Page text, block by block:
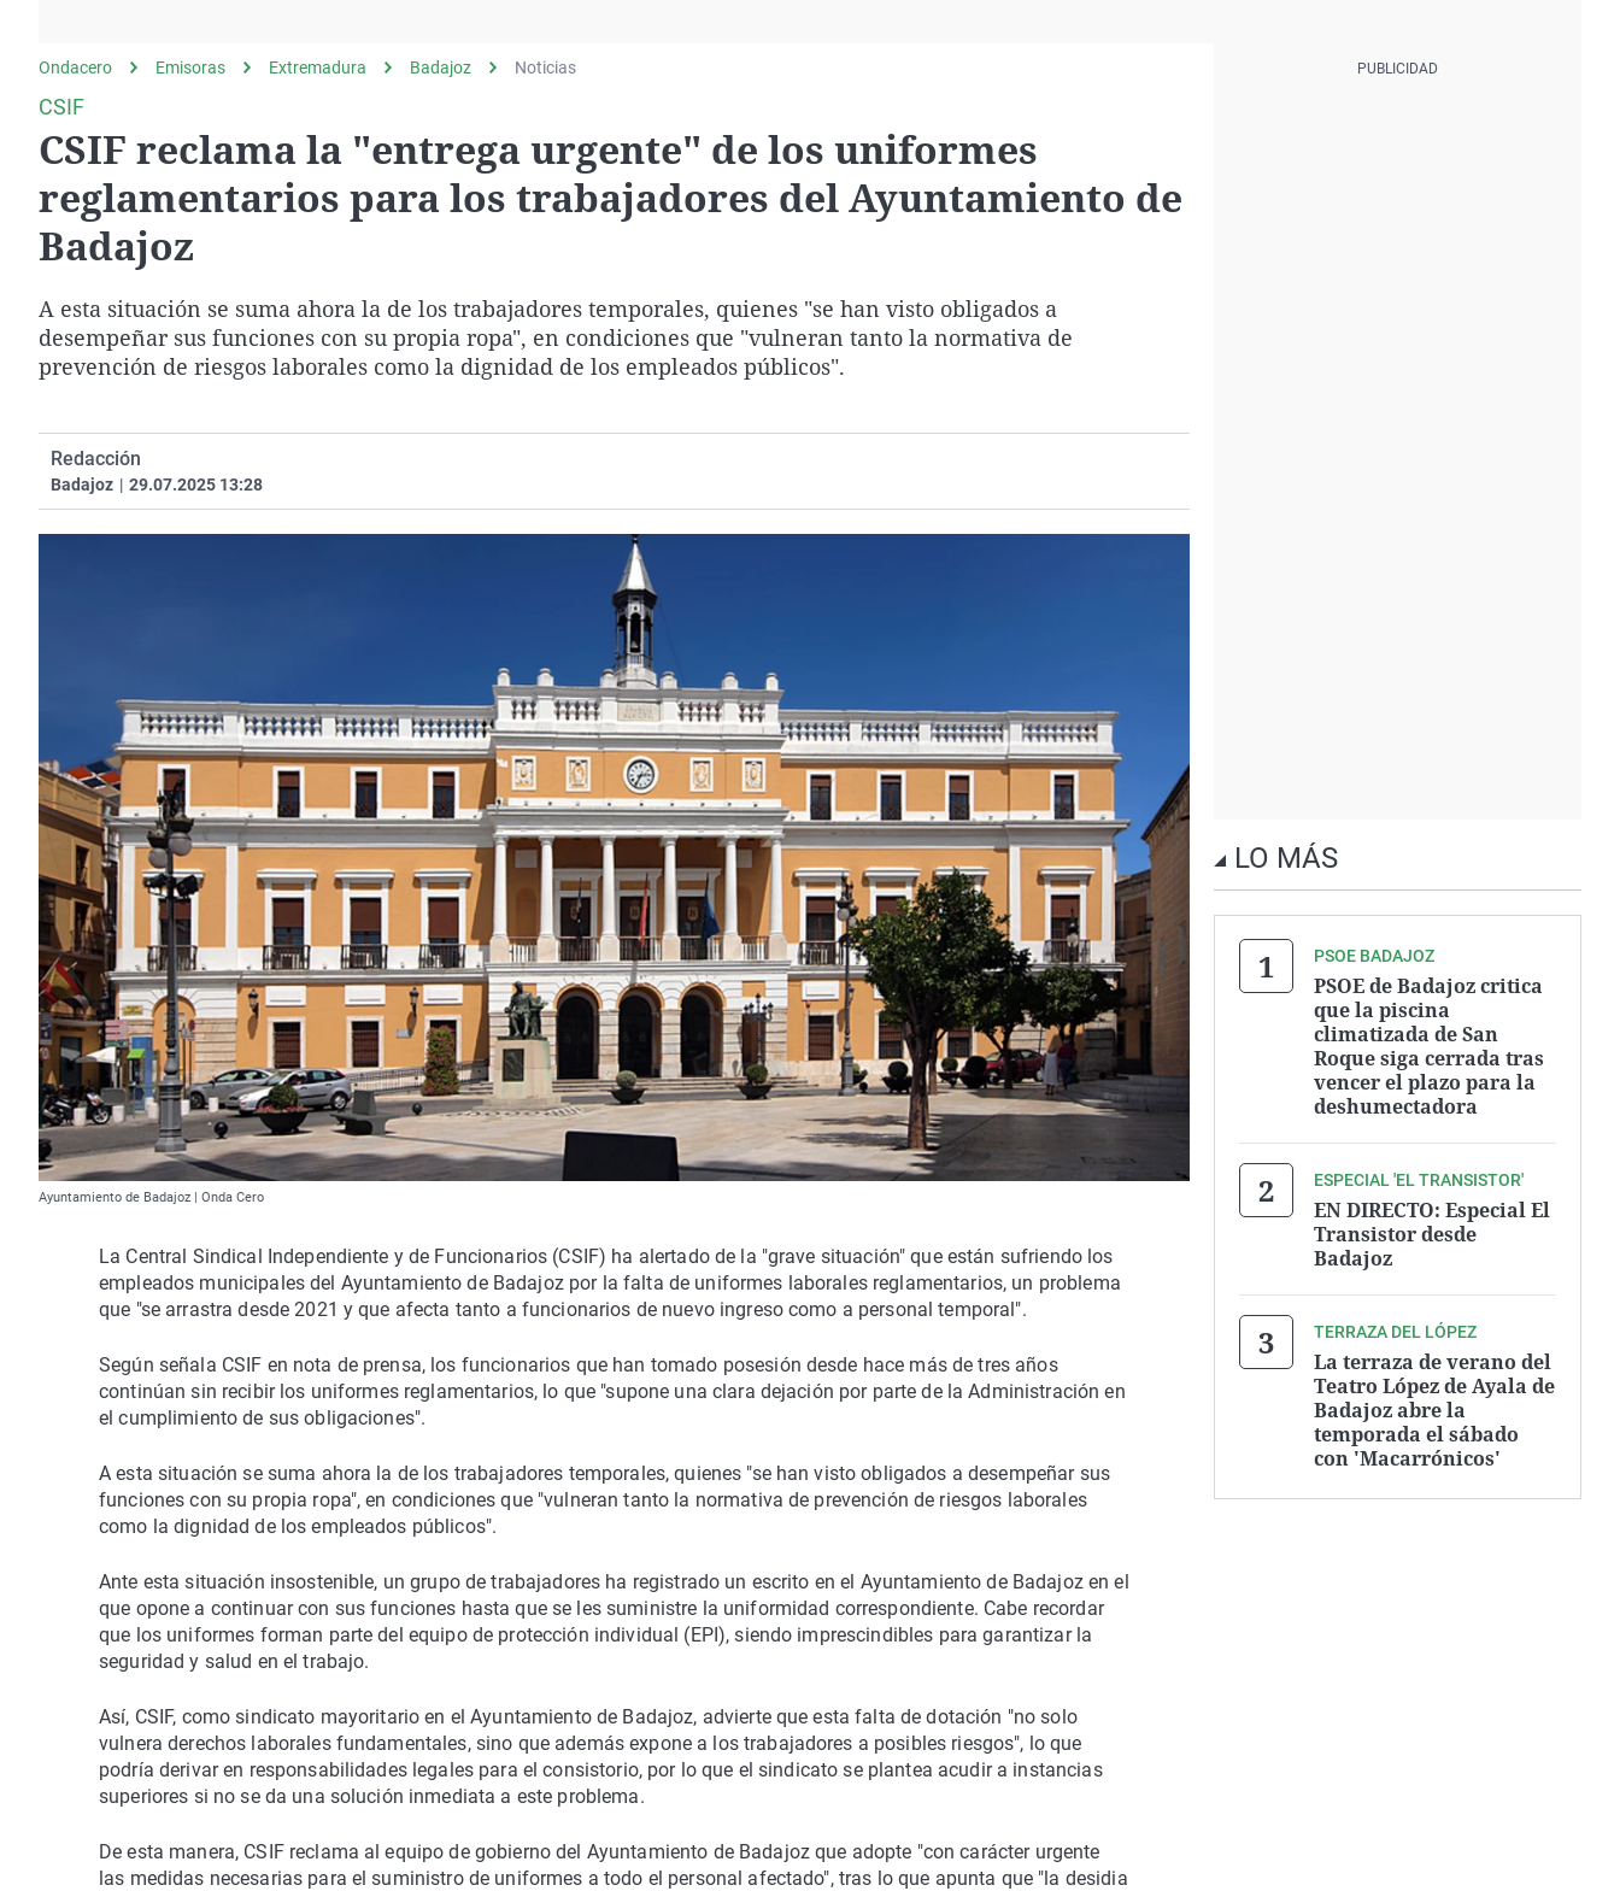
Operación Viuda
Negra
País Vasco
Ondacero Emisoras Extremadura Badajoz Noticias
CSIF
CSIF reclama la "entrega urgente" de los uniformes
reglamentarios para los trabajadores del Ayuntamiento de
Badajoz
A esta situación se suma ahora la de los trabajadores temporales, quienes "se han visto obligados a
desempeñar sus funciones con su propia ropa", en condiciones que "vulneran tanto la normativa de
prevención de riesgos laborales como la dignidad de los empleados públicos".
Redacción
Badajoz | 29.07.2025 13:28
Ayuntamiento de Badajoz | Onda Cero
La Central Sindical Independiente y de Funcionarios (CSIF) ha alertado de la "grave situación" que están sufriendo los
empleados municipales del Ayuntamiento de Badajoz por la falta de uniformes laborales reglamentarios, un problema
que "se arrastra desde 2021 y que afecta tanto a funcionarios de nuevo ingreso como a personal temporal".
Según señala CSIF en nota de prensa, los funcionarios que han tomado posesión desde hace más de tres años
continúan sin recibir los uniformes reglamentarios, lo que "supone una clara dejación por parte de la Administración en
el cumplimiento de sus obligaciones".
A esta situación se suma ahora la de los trabajadores temporales, quienes "se han visto obligados a desempeñar sus
funciones con su propia ropa", en condiciones que "vulneran tanto la normativa de prevención de riesgos laborales
como la dignidad de los empleados públicos".
Ante esta situación insostenible, un grupo de trabajadores ha registrado un escrito en el Ayuntamiento de Badajoz en el
que opone a continuar con sus funciones hasta que se les suministre la uniformidad correspondiente. Cabe recordar
que los uniformes forman parte del equipo de protección individual (EPI), siendo imprescindibles para garantizar la
seguridad y salud en el trabajo.
Así, CSIF, como sindicato mayoritario en el Ayuntamiento de Badajoz, advierte que esta falta de dotación "no solo
vulnera derechos laborales fundamentales, sino que además expone a los trabajadores a posibles riesgos", lo que
podría derivar en responsabilidades legales para el consistorio, por lo que el sindicato se plantea acudir a instancias
superiores si no se da una solución inmediata a este problema.
De esta manera, CSIF reclama al equipo de gobierno del Ayuntamiento de Badajoz que adopte "con carácter urgente
las medidas necesarias para el suministro de uniformes a todo el personal afectado", tras lo que apunta que "la desidia
LO MÁS
PSOE BADAJOZ
PSOE de Badajoz critica
que la piscina
climatizada de San
Roque siga cerrada tras
vencer el plazo para la
deshumectadora
ESPECIAL 'EL TRANSISTOR'
EN DIRECTO: Especial El
Transistor desde
Badajoz
TERRAZA DEL LÓPEZ
La terraza de verano del
Teatro López de Ayala de
Badajoz abre la
temporada el sábado
con 'Macarrónicos'